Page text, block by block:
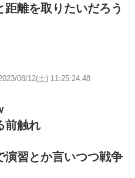
離を取りたいだろう
08/12(土) 11:25:24.48
前触れ
演習とか言いつつ戦争